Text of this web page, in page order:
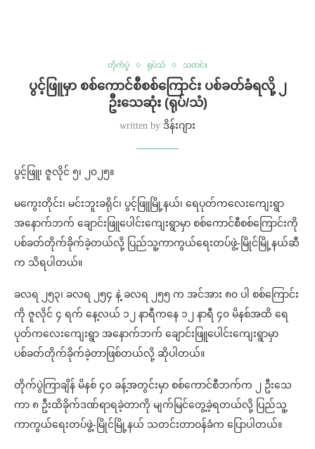
တိုက်ပွဲ ရုပ်သံ သတင်း
ပွင့်ဖြူမှာ စစ်ကောင်စီစစ်ကြောင်း ပစ်ခတ်ခံရလို့ ၂
ဦးသေဆုံး (ရုပ်/သံ)
written by ဒိန်းဂျား
ပွင့်ဖြူ၊ ဇူလိုင် ၅၊ ၂၀၂၅။
မကွေးတိုင်း၊ မင်းဘူးခရိုင်၊ ပွင့်ဖြူမြို့နယ်၊ ရေပုတ်ကလေးကျေးရွာ
အနောက်ဘက် ချောင်းဖြူပေါင်းကျေးရွာမှာ စစ်ကောင်စီစစ်ကြောင်းကို
ပစ်ခတ်တိုက်ခိုက်ခဲ့တယ်လို့ ပြည်သူ့ကာကွယ်ရေးတပ်ဖွဲ့-မြိုင်မြို့နယ်ဆီ
က သိရပါတယ်။
ခလရ ၂၅၃၊ ခလရ ၂၅၄ နဲ့ ခလရ ၂၅၅ က အင်အား ၈၀ ပါ စစ်ကြောင်း
ကို ဇူလိုင် ၄ ရက် နေ့လယ် ၁၂ နာရီကနေ ၁၂ နာရီ ၄၀ မိနစ်အထိ ရေ
ပုတ်ကလေးကျေးရွာ အနောက်ဘက် ချောင်းဖြူပေါင်းကျေးရွာမှာ
ပစ်ခတ်တိုက်ခိုက်ခဲ့တာဖြစ်တယ်လို့ ဆိုပါတယ်။
တိုက်ပွဲကြာချိန် မိနစ် ၄၀ ခန့်အတွင်းမှာ စစ်ကောင်စီဘက်က ၂ ဦးသေ
ကာ ၈ ဦးထိခိုက်ဒဏ်ရာရခဲ့တာကို မျက်မြင်တွေ့ခဲ့ရတယ်လို့ ပြည်သူ့
ကာကွယ်ရေးတပ်ဖွဲ့-မြိုင်မြို့နယ် သတင်းတာဝန်ခံက ပြောပါတယ်။